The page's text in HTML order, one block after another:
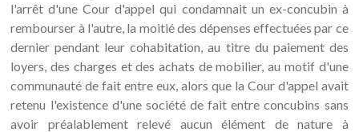
l'arrêt d'une Cour d'appel qui condamnait un ex-concubin à
rembourser à l'autre, la moitié des dépenses effectuées par ce
dernier pendant leur cohabitation, au titre du paiement des
loyers, des charges et des achats de mobilier, au motif d'une
communauté de fait entre eux, alors que la Cour d'appel avait
retenu l'existence d'une société de fait entre concubins sans
avoir préalablement relevé aucun élément de nature à